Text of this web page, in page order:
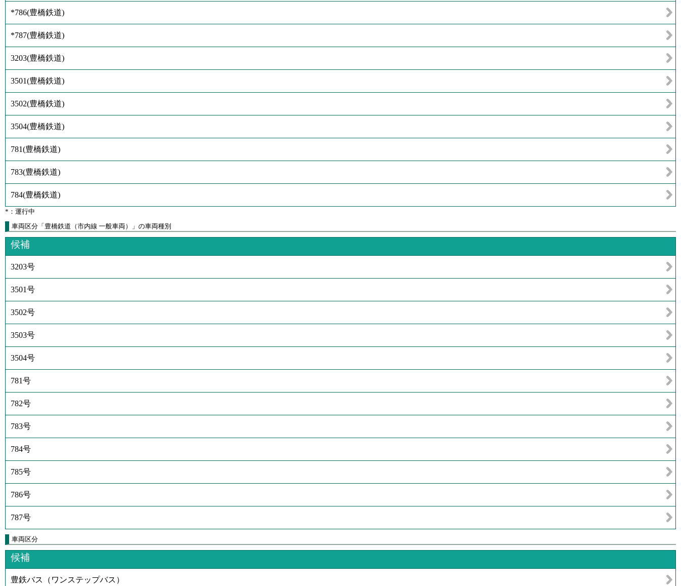
*786(豊橋鉄道)
*787(豊橋鉄道)
3203(豊橋鉄道)
3501(豊橋鉄道)
3502(豊橋鉄道)
3504(豊橋鉄道)
781(豊橋鉄道)
783(豊橋鉄道)
784(豊橋鉄道)
*：運行中
車両区分「豊橋鉄道（市内線 一般車両）」の車両種別
候補
3203号
3501号
3502号
3503号
3504号
781号
782号
783号
784号
785号
786号
787号
車両区分
候補
豊鉄バス（ワンステップバス）